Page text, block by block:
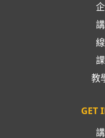
教
GET